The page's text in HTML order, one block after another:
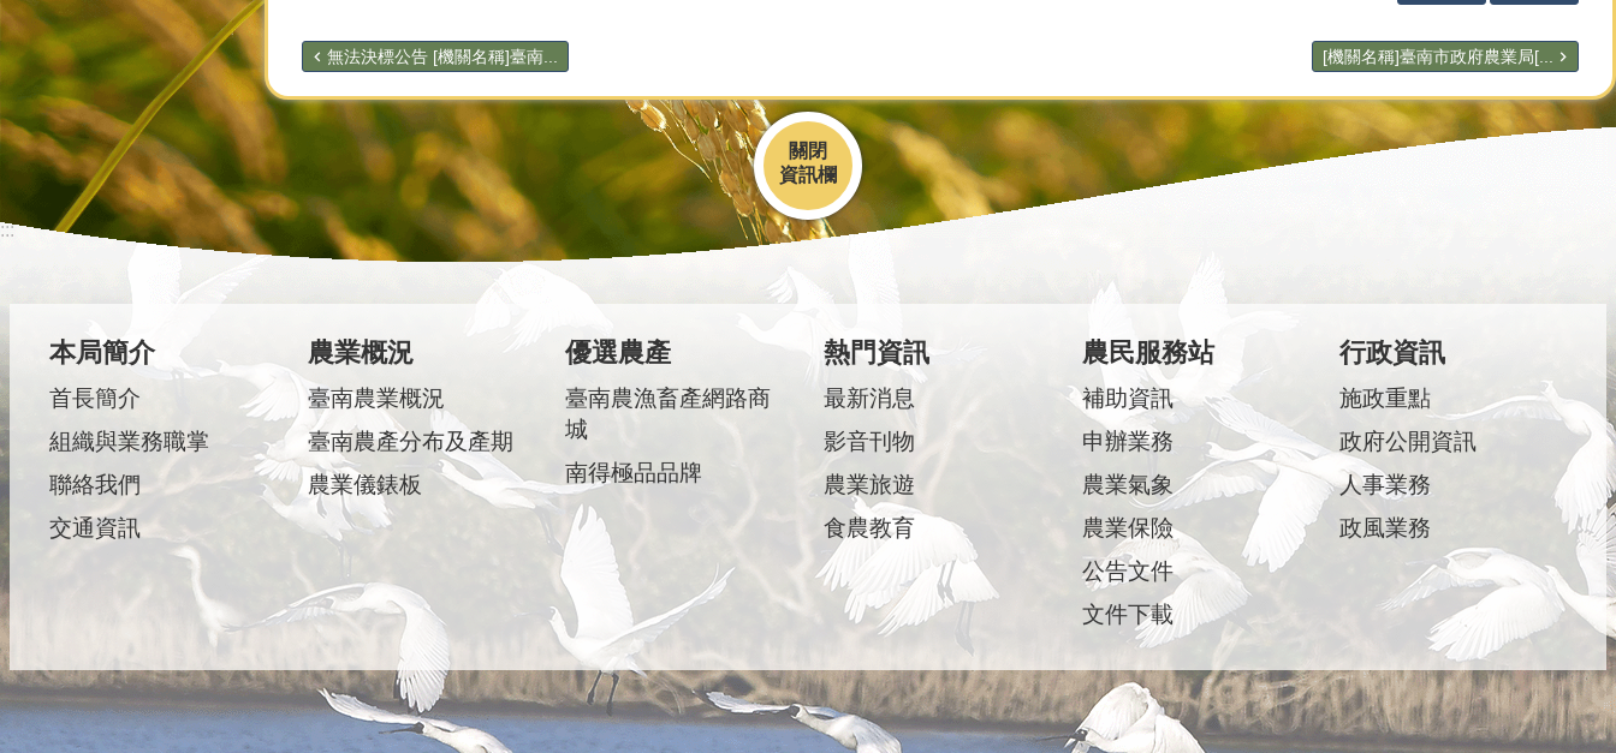
無法決標公告 [機關名稱]臺南... [機關名稱]臺南市政府農業局[...
關閉
:::
本局簡介
首長簡介
組織與業務職掌
聯絡我們
交通資訊
農業概況
臺南農業概況
臺南農產分布及產期
農業儀錶板
優選農產
臺南農漁畜產網路商
城
南得極品品牌
熱門資訊
最新消息
影音刊物
農業旅遊
食農教育
農民服務站
補助資訊
申辦業務
農業氣象
農業保險
公告文件
文件下載
行政資訊
施政重點
政府公開資訊
人事業務
政風業務